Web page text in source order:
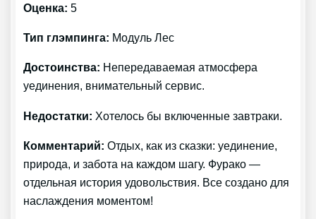
Оценка: 5
Тип глэмпинга: Модуль Лес
Достоинства: Непередаваемая атмосфера
уединения, внимательный сервис.
Недостатки: Хотелось бы включенные завтраки.
Комментарий: Отдых, как из сказки: уединение,
природа, и забота на каждом шагу. Фурако —
отдельная история удовольствия. Все создано для
наслаждения моментом!